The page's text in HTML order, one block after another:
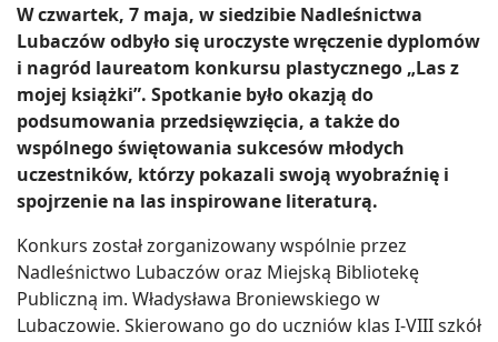
W czwartek, 7 maja, w siedzibie Nadleśnictwa
Lubaczów odbyło się uroczyste wręczenie dyplomów
i nagród laureatom konkursu plastycznego „Las z
mojej książki”. Spotkanie było okazją do
podsumowania przedsięwzięcia, a także do
wspólnego świętowania sukcesów młodych
uczestników, którzy pokazali swoją wyobraźnię i
spojrzenie na las inspirowane literaturą.
Konkurs został zorganizowany wspólnie przez
Nadleśnictwo Lubaczów oraz Miejską Bibliotekę
Publiczną im. Władysława Broniewskiego w
Lubaczowie. Skierowano go do uczniów klas I-VIII szkół